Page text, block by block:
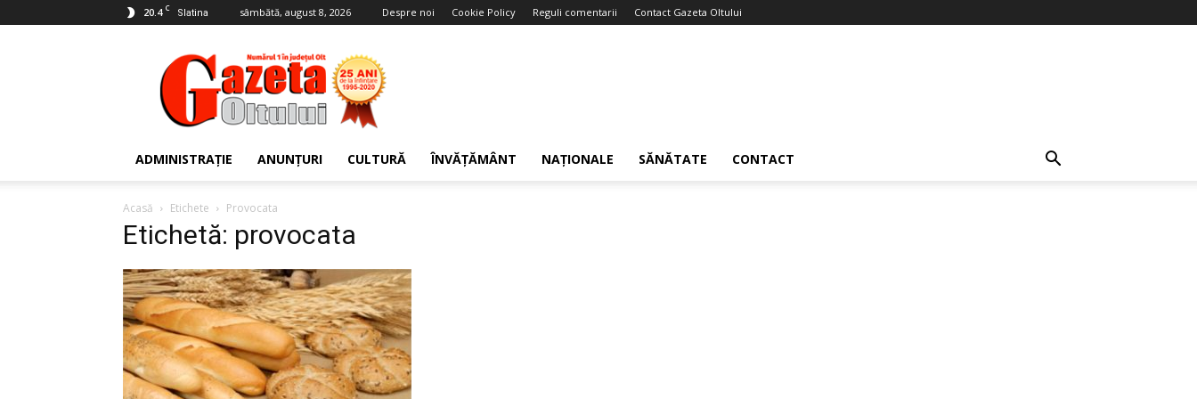
20.4 C Slatina sâmbătă, august 8, 2026 Despre noi Cookie Policy Reguli comentarii Contact Gazeta Oltului
Gazeta
Oltului
ADMINISTRAȚIE ANUNȚURI CULTURĂ ÎNVĂȚĂMÂNT NAȚIONALE SĂNĂTATE CONTACT
Acasă Etichete Provocata
Etichetă: provocata